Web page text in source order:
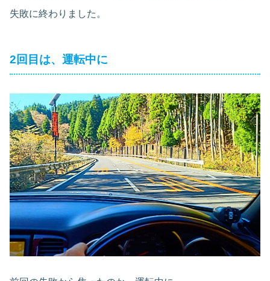
失敗に終わりました。
2回目は、運転中に